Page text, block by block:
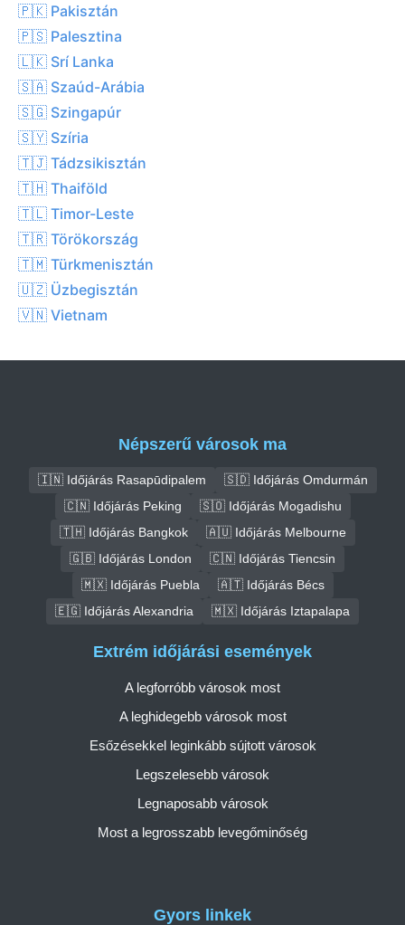
🇵🇰 Pakisztán
🇵🇸 Palesztina
🇱🇰 Srí Lanka
🇸🇦 Szaúd-Arábia
🇸🇬 Szingapúr
🇸🇾 Szíria
🇹🇯 Tádzsikisztán
🇹🇭 Thaiföld
🇹🇱 Timor-Leste
🇹🇷 Törökország
🇹🇲 Türkmenisztán
🇺🇿 Üzbegisztán
🇻🇳 Vietnam
Népszerű városok ma
🇮🇳 Időjárás Rasapūdipalem
🇸🇩 Időjárás Omdurmán
🇨🇳 Időjárás Peking
🇸🇴 Időjárás Mogadishu
🇹🇭 Időjárás Bangkok
🇦🇺 Időjárás Melbourne
🇬🇧 Időjárás London
🇨🇳 Időjárás Tiencsin
🇲🇽 Időjárás Puebla
🇦🇹 Időjárás Bécs
🇪🇬 Időjárás Alexandria
🇲🇽 Időjárás Iztapalapa
Gyors linkek
Extrém időjárási események
A legforróbb városok most
A leghidegebb városok most
Esőzésekkel leginkább sújtott városok
Legszelesebb városok
Legnaposabb városok
Most a legrosszabb levegőminőség